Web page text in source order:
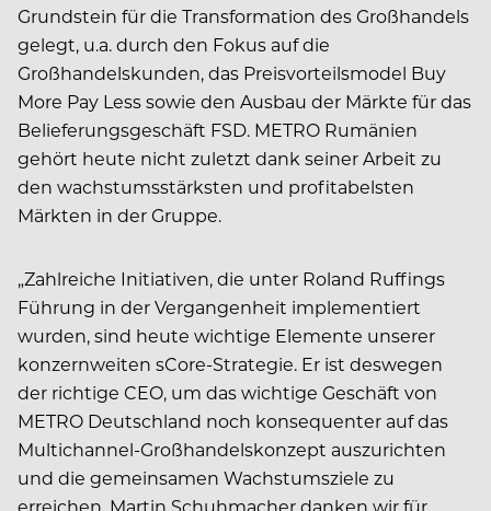
Grundstein für die Transformation des Großhandels
gelegt, u.a. durch den Fokus auf die
Großhandelskunden, das Preisvorteilsmodel Buy
More Pay Less sowie den Ausbau der Märkte für das
Belieferungsgeschäft FSD. METRO Rumänien
gehört heute nicht zuletzt dank seiner Arbeit zu
den wachstumsstärksten und profitabelsten
Märkten in der Gruppe.
„Zahlreiche Initiativen, die unter Roland Ruffings
Führung in der Vergangenheit implementiert
wurden, sind heute wichtige Elemente unserer
konzernweiten sCore-Strategie. Er ist deswegen
der richtige CEO, um das wichtige Geschäft von
METRO Deutschland noch konsequenter auf das
Multichannel-Großhandelskonzept auszurichten
und die gemeinsamen Wachstumsziele zu
erreichen. Martin Schuhmacher danken wir für